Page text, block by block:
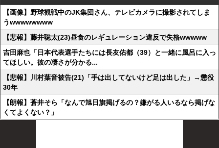
【画像】野球観戦中のJK集団さん、テレビカメラに撮影されてしま
うwwwwwwww
【悲報】藤井聡太(23)昼食のレギュレーション違反で失格wwwww
吉田麻也「日本代表選手たちには長友佑都（39）と一緒に風呂に入っ
てほしい。彼の凄さが分かる...
【悲報】川村葉音被告(21)「手は出してないけど足は出した」→懲役
30年
【朗報】蒼井そら「なんで旭日旗掲げるの？嫌がる人いるなら掲げな
くてよくない？」